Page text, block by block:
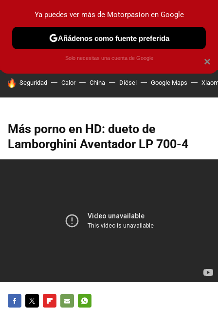
PRUEBAS COCHES ELÉCTRICOS OBSERVATORIO
HOY SE HABLA DE
Seguridad Calor China Diésel Google Maps
Más porno en HD: dueto de
Lamborghini Aventador LP 700-4
×
Ya puedes ver más de Motorpasion en Google
Añádenos como fuente preferida
Solo necesitas una cuenta de Google